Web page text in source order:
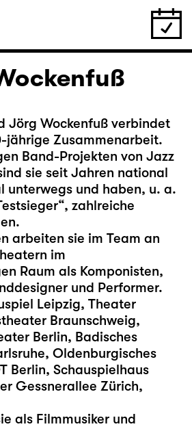
Jörg Wockenfuß verbindet
jährige Zusammenarbeit.
Band-Projekten von Jazz
sie seit Jahren national
unterwegs und haben, u. a.
zahlreiche
arbeiten sie im Team an
im
Raum als Komponisten,
und Performer.
Leipzig, Theater
Braunschweig,
Berlin, Badisches
Oldenburgisches
Berlin, Schauspielhaus
Gessnerallee Zürich,
als Filmmusiker und